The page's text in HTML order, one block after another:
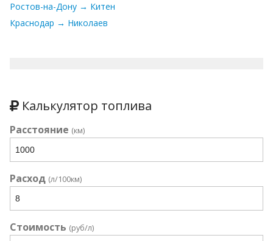
Ростов-на-Дону → Китен
Краснодар → Николаев
Калькулятор топлива
Расстояние (км)
Расход (л/100км)
Стоимость (руб/л)